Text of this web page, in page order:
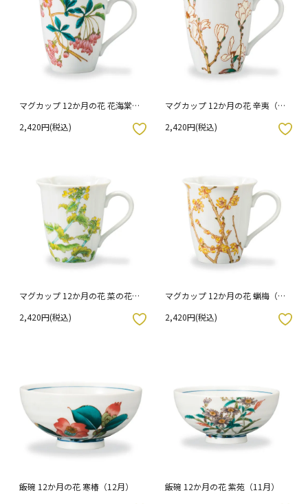
マグカップ 12か月の花 花海棠
2,420円(税込)
マグカップ 12か月の花 辛夷（3
2,420円(税込)
お気に入りボタン
マグカップ 12か月の花 菜の花
2,420円(税込)
マグカップ 12か月の花 蝋梅（1
2,420円(税込)
お気に入りボタン
飯碗 12か月の花 寒椿（12月）
飯碗 12か月の花 紫苑（11月）